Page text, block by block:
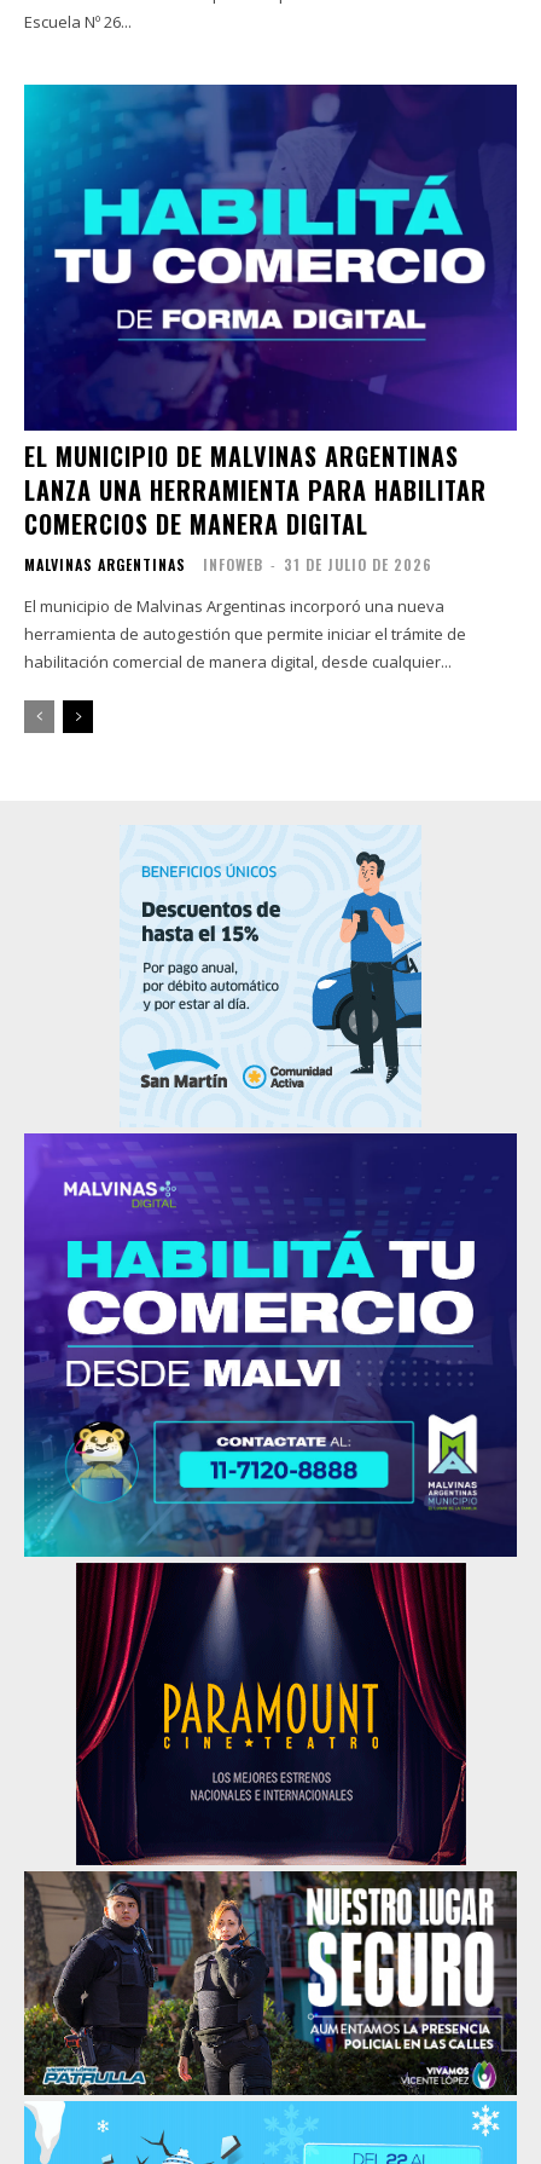
Escuela Nº 26...
EL MUNICIPIO DE MALVINAS ARGENTINAS
LANZA UNA HERRAMIENTA PARA HABILITAR
COMERCIOS DE MANERA DIGITAL
MALVINAS ARGENTINAS INFOWEB - 31 DE JULIO DE 2026
El municipio de Malvinas Argentinas incorporó una nueva
herramienta de autogestión que permite iniciar el trámite de
habilitación comercial de manera digital, desde cualquier...